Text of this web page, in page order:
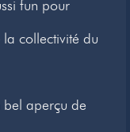
fun pour
la collectivité du
bel aperçu de